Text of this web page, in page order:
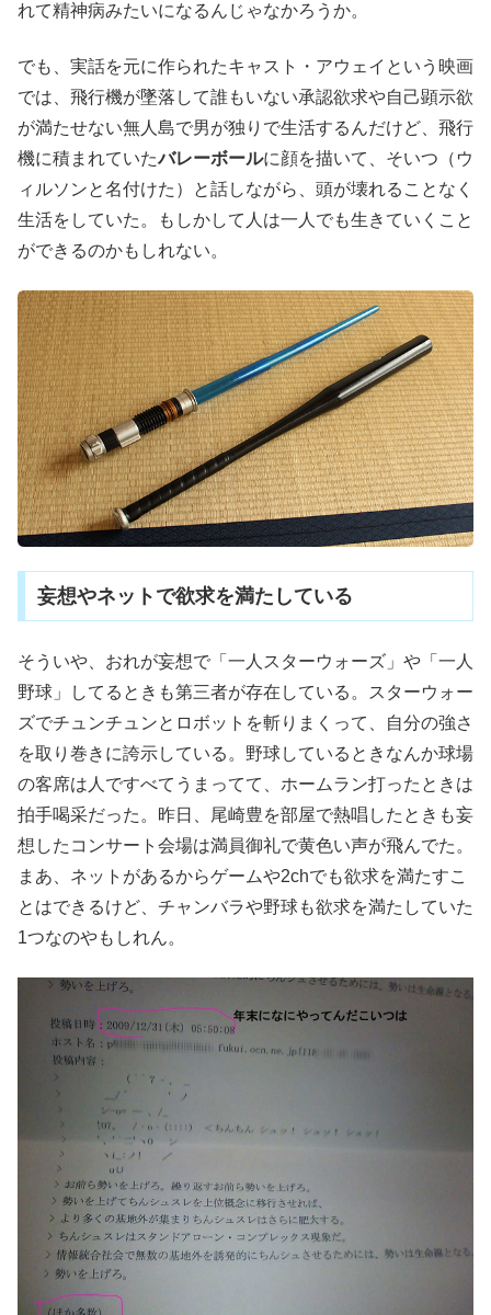
れて精神病みたいになるんじゃなかろうか。
でも、実話を元に作られたキャスト・アウェイという映画
では、飛行機が墜落して誰もいない承認欲求や自己顕示欲
が満たせない無人島で男が独りで生活するんだけど、飛行
機に積まれていたバレーボールに顔を描いて、そいつ（ウ
ィルソンと名付けた）と話しながら、頭が壊れることなく
生活をしていた。もしかして人は一人でも生きていくこと
ができるのかもしれない。
妄想やネットで欲求を満たしている
そういや、おれが妄想で「一人スターウォーズ」や「一人
野球」してるときも第三者が存在している。スターウォー
ズでチュンチュンとロボットを斬りまくって、自分の強さ
を取り巻きに誇示している。野球しているときなんか球場
の客席は人ですべてうまってて、ホームラン打ったときは
拍手喝采だった。昨日、尾崎豊を部屋で熱唱したときも妄
想したコンサート会場は満員御礼で黄色い声が飛んでた。
まあ、ネットがあるからゲームや2chでも欲求を満たすこ
とはできるけど、チャンバラや野球も欲求を満たしていた
1つなのやもしれん。